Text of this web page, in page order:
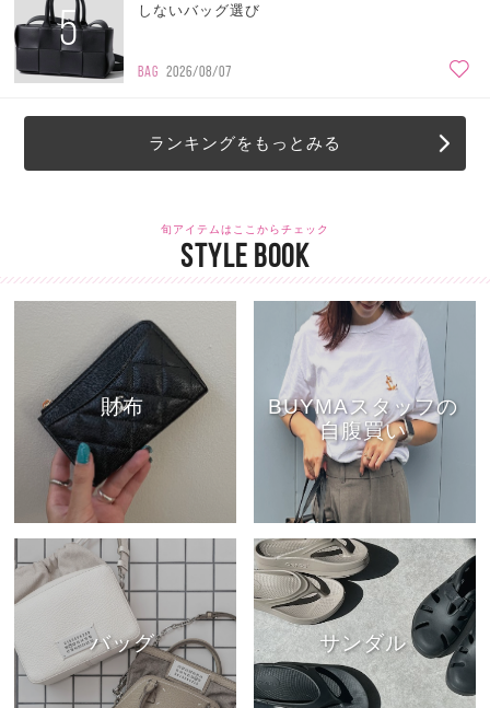
5
しないバッグ選び
BAG 2026/08/07
ランキングをもっとみる
旬アイテムはここからチェック
STYLE BOOK
財布
BUYMAスタッフの
自腹買い
バッグ サンダル